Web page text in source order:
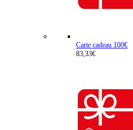
Carte cadeau 100€
83,33€